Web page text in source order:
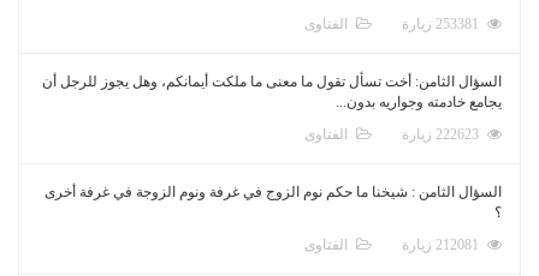
الفتاوى
السؤال الثامن: أخت تسأل تقول ما معنى ما ملكت أيمانكم، وهل يجوز للرجل أن
يجامع خادمته وجواريه بدون...
الفتاوى
السؤال الثامن : شيخنا ما حكم نوم الزوج في غرفة ونوم الزوجة في غرفة أخرى
؟
الفتاوى